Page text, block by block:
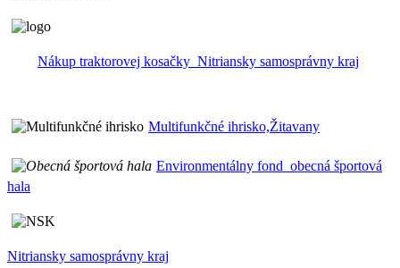
Nákup traktorovej kosačky_Nitriansky samosprávny kraj
Multifunkčné ihrisko,Žitavany
Environmentálny fond_obecná športová
hala
Nitriansky samosprávny kraj